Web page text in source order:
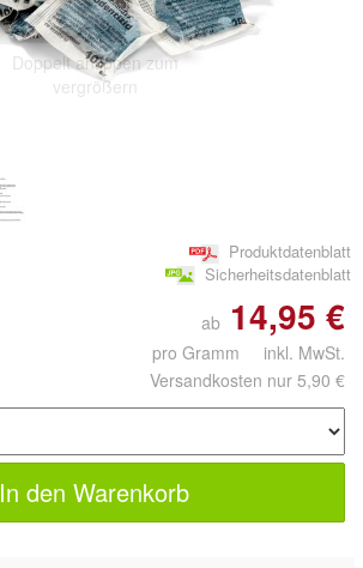
Doppelt antippen zum
vergrößern
Produktdatenblatt
Sicherheitsdatenblatt
ab 14,95 €
pro Gramm inkl. MwSt.
Versandkosten nur 5,90 €
In den Warenkorb